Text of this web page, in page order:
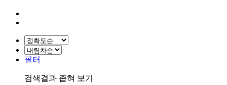
필터
검색결과 좁혀 보기